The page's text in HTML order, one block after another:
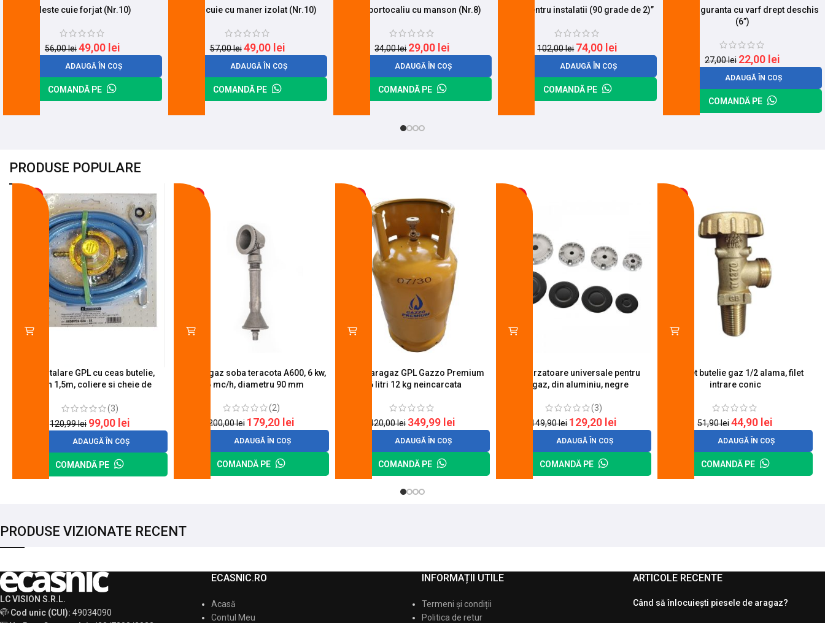
Cleste cuie forjat (Nr.10)
56,00lei49,00 lei
ADAUGĂ ÎN COȘ
COMANDĂ PE
Cleste cuie cu maner izolat (Nr.10)
57,00lei 49,00 lei
ADAUGĂ ÎN COȘ
COMANDĂ PE
Mops portocaliu cu manson (Nr.8)
34,00lei 29,00 lei
ADAUGĂ ÎN COȘ
COMANDĂ PE
Mops pentru instalatii (90 grade de 2)”
102,00lei 74,00 lei
ADAUGĂ ÎN COȘ
COMANDĂ PE
Cleste siguranta cu varf drept deschis
(6”)
27,00lei 22,00 lei
ADAUGĂ ÎN COȘ
COMANDĂ PE
PRODUSE POPULARE
Kit instalare GPL cu ceas butelie,
furtun 1,5m, coliere si cheie de
(3)
120,99lei 99,00 lei
ADAUGĂ ÎN COȘ
COMANDĂ PE
Arzator gaz soba teracota A600, 6 kw,
0.6 mc/h, diametru 90 mm
(2)
200,00lei 179,20 lei
ADAUGĂ ÎN COȘ
COMANDĂ PE
Butelie aragaz GPL Gazzo Premium
26 litri 12 kg neincarcata
420,00lei 349,99 lei
ADAUGĂ ÎN COȘ
COMANDĂ PE
Set 4 arzatoare universale pentru
aragaz, din aluminiu, negre
(3)
149,90lei 129,20 lei
ADAUGĂ ÎN COȘ
COMANDĂ PE
Robinet butelie gaz 1/2 alama, filet
intrare conic
51,90lei44,90 lei
ADAUGĂ ÎN COȘ
COMANDĂ PE
PRODUSE VIZIONATE RECENT
LC VISION S.R.L.
Cod unic (CUI): 49034090
ECASNIC.RO
Acasă
Contul Meu
INFORMAȚII UTILE
Termeni și condiții
Politica de retur
ARTICOLE RECENTE
Când să înlocuiești piesele de aragaz?